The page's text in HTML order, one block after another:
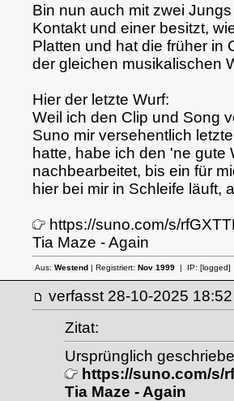
Bin nun auch mit zwei
Kontakt und einer besitzt,
Platten und hat die früher in
der gleichen musikalischen
Hier der letzte Wurf:
Weil ich den Clip und Song
Suno mir versehentlich
hatte, habe ich den 'ne gute
nachbearbeitet, bis ein für
hier bei mir in Schleife läuft,
https://suno.com/s/
Tia Maze - Again
Aus: Westend| Registriert: Nov 1999| IP: [logged]
verfasst 28-10-2025
Zitat:
Ursprünglich
https://suno.com/s/
Tia Maze - Again